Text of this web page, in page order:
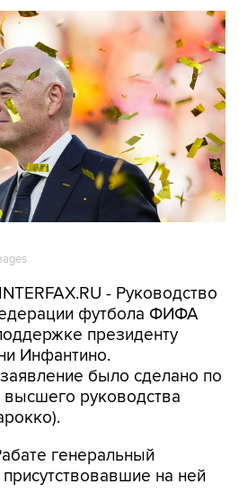
- Руководство
футбола ФИФА
президенту
Инфантино.
было сделано по
высшего руководства
генеральный
на ней